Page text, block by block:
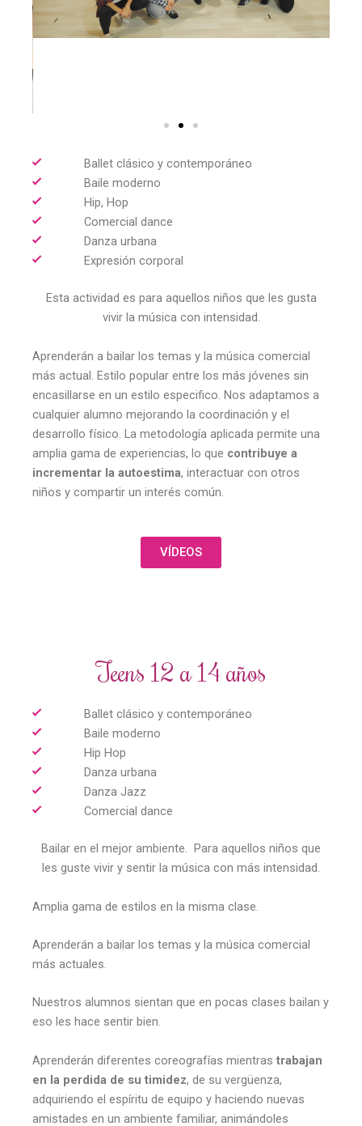
Ballet clásico y contemporáneo
Baile moderno
Hip, Hop
Comercial dance
Danza urbana
Expresión corporal
Esta actividad es para aquellos niños que les gusta
vivir la música con intensidad.
Aprenderán a bailar los temas y la música comercial
más actual. Estilo popular entre los más jóvenes sin
encasillarse en un estilo especifico. Nos adaptamos a
cualquier alumno mejorando la coordinación y el
desarrollo físico. La metodología aplicada permite una
amplia gama de experiencias, lo que contribuye a
incrementar la autoestima, interactuar con otros
niños y compartir un interés común.
VÍDEOS
Teens 12 a 14 años
Ballet clásico y contemporáneo
Baile moderno
Hip Hop
Danza urbana
Danza Jazz
Comercial dance
Bailar en el mejor ambiente. Para aquellos niños que
les guste vivir y sentir la música con más intensidad.
Amplia gama de estilos en la misma clase.
Aprenderán a bailar los temas y la música comercial
más actuales.
Nuestros alumnos sientan que en pocas clases bailan y
eso les hace sentir bien.
Aprenderán diferentes coreografías mientras trabajan
en la perdida de su timidez, de su vergüenza,
adquiriendo el espíritu de equipo y haciendo nuevas
amistades en un ambiente familiar, animándoles